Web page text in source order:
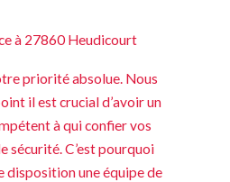
à 27860 Heudicourt
priorité absolue. Nous
il est crucial d’avoir un
à qui confier vos
sécurité. C’est pourquoi
disposition une équipe de